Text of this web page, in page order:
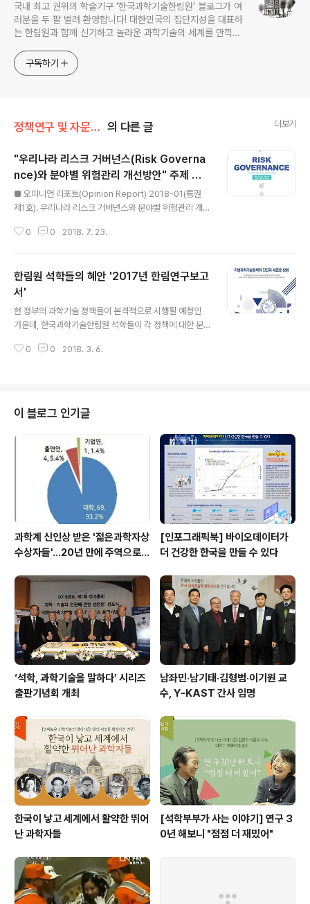
국내 최고 권위의 학술기구 ‘한국과학기술한림원’ 블로그가 여
러분을 두 팔 벌려 환영합니다! 대한민국의 집단지성을 대표하
는 한림원과 함께 신기하고 놀라운 과학기술의 세계를 만끽하
구독하기
정책연구 및 자문/한림석학정책연구 의 다른 글 더보기
"우리나라 리스크 거버넌스(Risk Governa
nce)와 분야별 위험관리 개선방안" 주제 첫
번째 오피니언 리포트(Opinion Report) 발
간
■ 오피니언 리포트(Opinion Report) 2018-01(통권
제1호). 우리나라 리스크 거버넌스와 분야별 위험관리 개선
호, 이경원, 정진호, 최희철, 하경자, 홍성유 - 자 문: 유욱
있는 과학기술적 실마리를 제공하고, 나아가 과학기술계,
정책관계자, 언론, 국민들과 함께하는 지식공동체 구축의
기반을 조성하기 위해 '우리나라 리스크 거버넌스(Risk G
overnance)와 분야별 위험관리 개선방안’을 주제로 첫
번째 오피니언 리포트(Opinion Report)를 발간했다. 이
번 오피니언 리포트에는 정부가 발표한 종합계..
0 0 2018. 7. 23.
한림원 석학들의 혜안 '2017년 한림연구보고
서'
현 정부의 과학기술 정책들이 본격적으로 시행될 예정인
가운데, 한국과학기술한림원 석학들이 각 정책에 대한 분
학들은 ‘지방분권화 시대의 우리나라 지방과학기술정책의
등 4건의 연구보고서를 통해 정부의 과학기술정책의 효율
적 완성을 위한 대안을 제시했다. 석학들의 제언을 소개한
다. ■ “지방과학기술진흥협회의 성공과 효율적 지방분권
을 위한 대안 제시” 한림원연구보고서 118. 지방분권화 시
대의 우리나라 지방과학기술정책의 진단과 새로운 방향
(정선양, 김형룡, 도계훈, 신동천, 이기원,..
0 0 2018. 3. 6.
이 블로그 인기글
과학계 신인상 받은 '젊은과학자상
수상자들'…20년 만에 주역으로
[인포그래픽북] 바이오데이터가
더 건강한 한국을 만들 수 있다
‘석학, 과학기술을 말하다’ 시리즈
출판기념회 개최
남좌민·남기태·김형범·이기원 교
수, Y-KAST 간사 임명
한국이 낳고 세계에서 활약한 뛰어
난 과학자들
[석학부부가 사는 이야기] 연구 3
0년 해보니 "점점 더 재밌어"